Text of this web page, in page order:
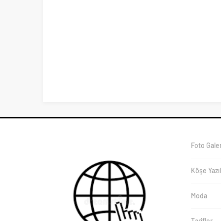
Foto
Köşe
Moda